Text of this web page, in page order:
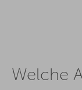
Welche